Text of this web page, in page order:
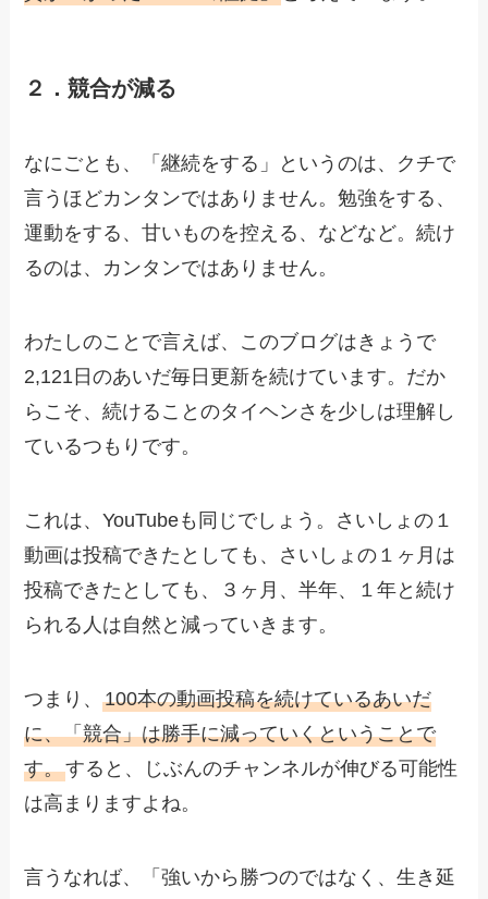
２．競合が減る
なにごとも、「継続をする」というのは、クチで
言うほどカンタンではありません。勉強をする、
運動をする、甘いものを控える、などなど。続け
るのは、カンタンではありません。
わたしのことで言えば、このブログはきょうで
2,121日のあいだ毎日更新を続けています。だか
らこそ、続けることのタイヘンさを少しは理解し
ているつもりです。
これは、YouTubeも同じでしょう。さいしょの１
動画は投稿できたとしても、さいしょの１ヶ月は
投稿できたとしても、３ヶ月、半年、１年と続け
られる人は自然と減っていきます。
つまり、100本の動画投稿を続けているあいだ
に、「競合」は勝手に減っていくということで
す。すると、じぶんのチャンネルが伸びる可能性
は高まりますよね。
言うなれば、「強いから勝つのではなく、生き延